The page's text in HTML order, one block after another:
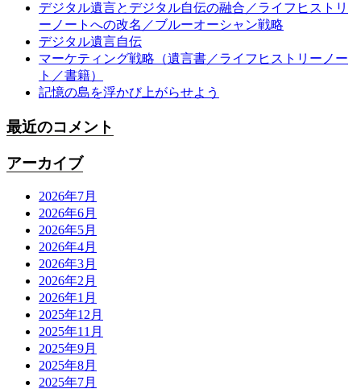
デジタル遺言とデジタル自伝の融合／ライフヒストリ
ーノートへの改名／ブルーオーシャン戦略
デジタル遺言自伝
マーケティング戦略（遺言書／ライフヒストリーノー
ト／書籍）
記憶の島を浮かび上がらせよう
最近のコメント
アーカイブ
2026年7月
2026年6月
2026年5月
2026年4月
2026年3月
2026年2月
2026年1月
2025年12月
2025年11月
2025年9月
2025年8月
2025年7月